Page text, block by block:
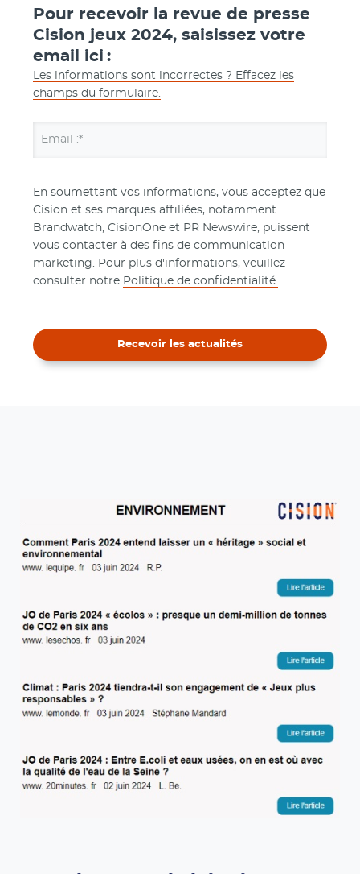
Pour recevoir la revue de presse
Cision jeux 2024, saisissez votre
email ici :
Les informations sont incorrectes ? Effacez les
champs du formulaire.
Email :*
En soumettant vos informations, vous acceptez que
Cision et ses marques affiliées, notamment
Brandwatch, CisionOne et PR Newswire, puissent
vous contacter à des fins de communication
marketing. Pour plus d'informations, veuillez
consulter notre Politique de confidentialité.
Recevoir les actualités